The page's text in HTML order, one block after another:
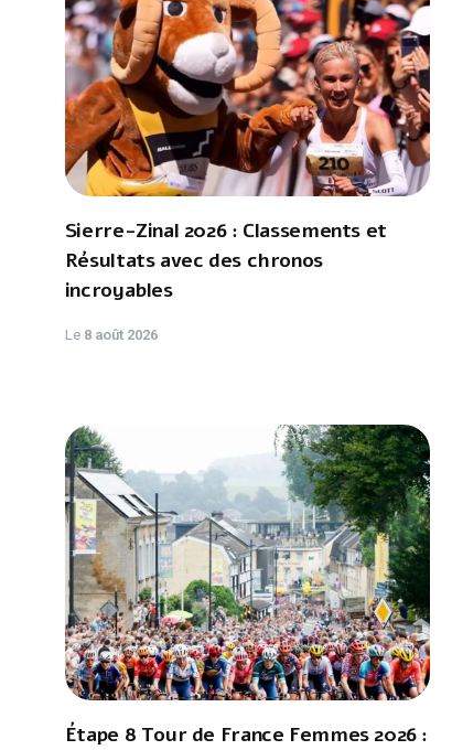
Sierre-Zinal 2026 : Classements et
Résultats avec des chronos
incroyables
Le 8 août 2026
Étape 8 Tour de France Femmes 2026 :